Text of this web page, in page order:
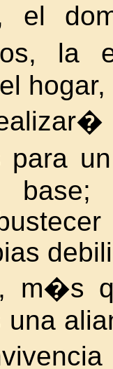
el
hogar,
para
m�s
una